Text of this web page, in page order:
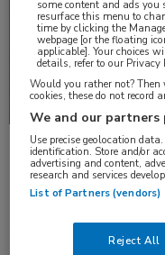
Werkzaamheid en
patiënten met IgAN
Bij patiënten met IgA-
some content and ads you
resurface this menu to
time by clicking the
webpage [or the floating
applicable]. Your choices
details, refer to our Privacy
Would you rather not?
cookies, these do not record
We and our
Use precise geolocation
identification. Store and/or
advertising and content,
research and services
List of Partners (vendors)
Reject All